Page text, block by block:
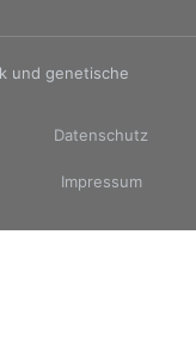
und genetische
Datenschutz
Impressum